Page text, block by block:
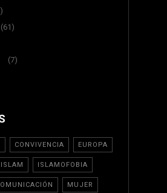
(61)
(7)
CONVIVENCIA EUROPA
ISLAM ISLAMOFOBIA
MUJER